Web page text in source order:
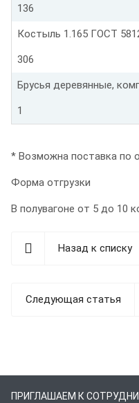
136
Костыль 1.165 ГОСТ
306
Брусья деревянные,
1
* Возможна поставка по
Форма отгрузки
В полувагоне от 5 до 10
Назад к списку
Следующая статья
ПРИГЛАШАЕМ К